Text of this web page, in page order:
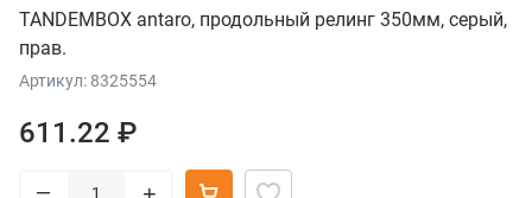
TANDEMBOX antaro, продольный релинг 350мм, серый,
прав.
Артикул: 8325554
611.22 ₽
–